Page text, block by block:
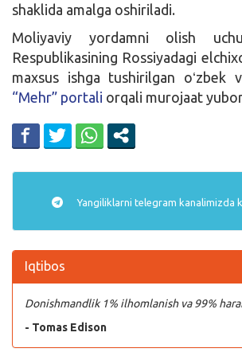
shaklida amalga oshiriladi.
Moliyaviy yordamni olish
Respublikasining Rossiyadagi
maxsus ishga tushirilgan oʻzbek
“Mehr” portali orqali murojaat
Yangiliklarni telegram kanalimizda
Iqtibos
Donishmandlik 1% ilhomlanish va 99%
- Tomas Edison